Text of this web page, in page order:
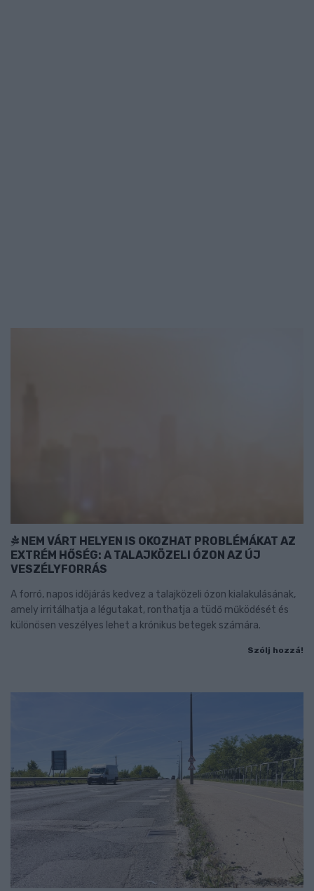
NEM VÁRT HELYEN IS OKOZHAT PROBLÉMÁKAT AZ
EXTRÉM HŐSÉG: A TALAJKÖZELI ÓZON AZ ÚJ
VESZÉLYFORRÁS
A forró, napos időjárás kedvez a talajközeli ózon kialakulásának,
amely irritálhatja a légutakat, ronthatja a tüdő működését és
különösen veszélyes lehet a krónikus betegek számára.
Szólj hozzá!